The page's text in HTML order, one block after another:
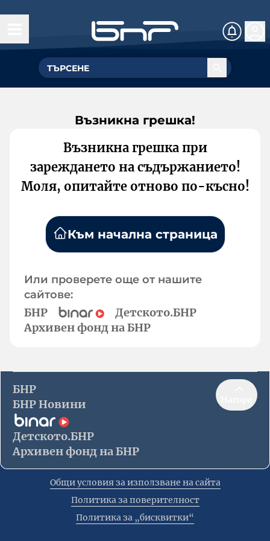
Възникна грешка!
Възникна грешка при
зареждането на съдържанието!
Моля, опитайте отново по-късно!
Към начална страница
Или проверете още от нашите
сайтове:
БНР
Детското.БНР
Архивен фонд на БНР
БНР
БНР Новини
Детското.БНР
Архивен фонд на БНР
Общи условия за използване на сайта
Политика за поверителност
Политика за „бисквитки“